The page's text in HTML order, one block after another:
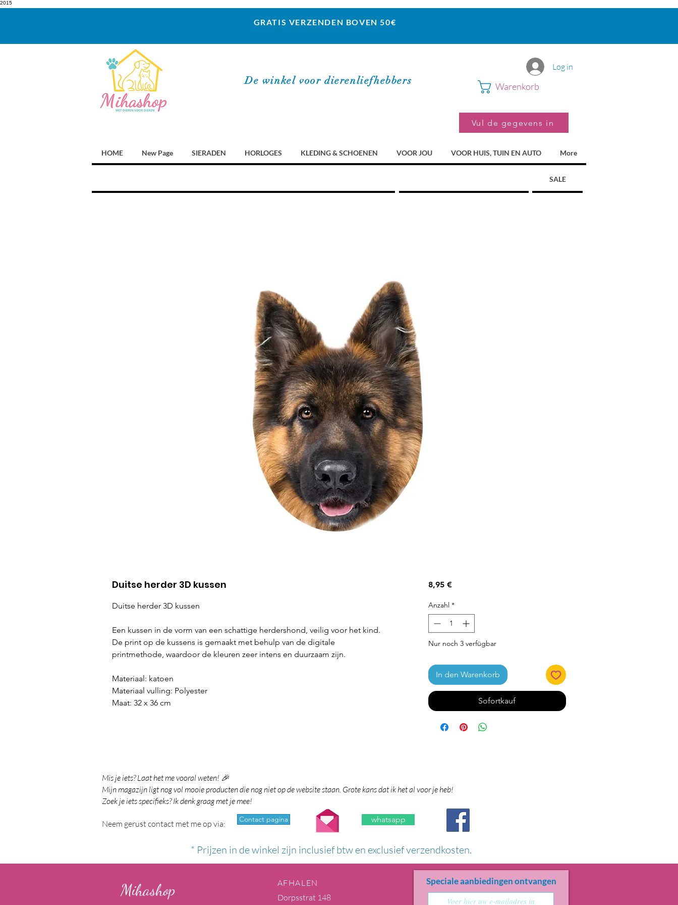
2015
GRATIS VERZENDEN BOVEN 50€
De winkel voor dierenliefhebbers
Log in
Warenkorb
Vul de gegevens in
HOME New Page SIERADEN HORLOGES KLEDING & SCHOENEN VOOR JOU VOOR HUIS, TUIN EN AUTO More
SALE
Duitse herder 3D kussen
Duitse herder 3D kussen
Een kussen in de vorm van een schattige herdershond, veilig voor het kind.
De print op de kussens is gemaakt met behulp van de digitale
printmethode, waardoor de kleuren zeer intens en duurzaam zijn.
Materiaal: katoen
Materiaal vulling: Polyester
Maat: 32 x 36 cm
8,95 €Preis
Anzahl *
Nur noch 3 verfügbar
In den Warenkorb
Sofortkauf
Mis je iets? Laat het me vooral weten! 🎉
Mijn magazijn ligt nog vol mooie producten die nog niet op de website staan. Grote kans dat ik het al voor je heb!
Zoek je iets specifieks? Ik denk graag met je mee!
Neem gerust contact met me op via: Contact pagina whatsapp
* Prijzen in de winkel zijn inclusief btw en exclusief verzendkosten.
Mihashop
AFHALEN
Dorpsstrat 148
Speciale aanbiedingen ontvangen